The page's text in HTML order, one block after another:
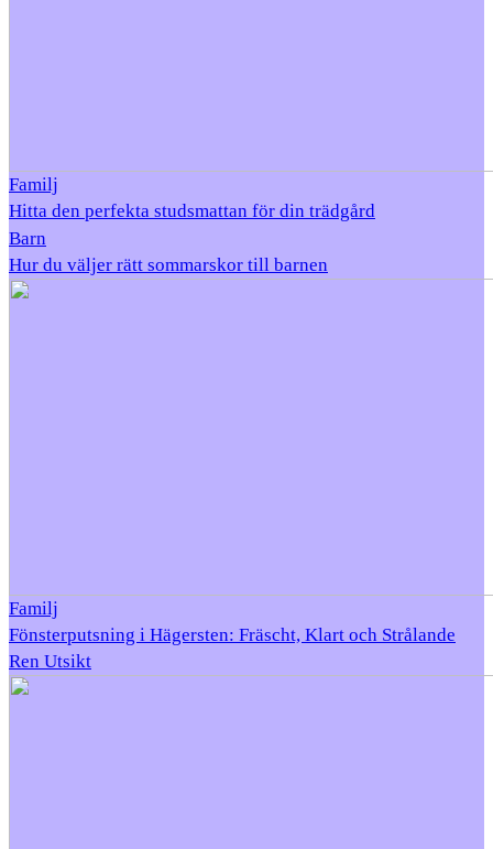
Familj
Hitta den perfekta studsmattan för din trädgård
Barn
Hur du väljer rätt sommarskor till barnen
Familj
Fönsterputsning i Hägersten: Fräscht, Klart och Strålande
Ren Utsikt